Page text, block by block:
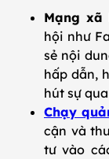
Mạng xã
hội như
sẻ nội
hấp dẫn,
hút sự
Chạy
cận và
tư vào